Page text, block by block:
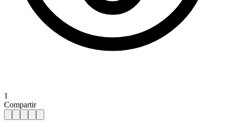
1
Compartir